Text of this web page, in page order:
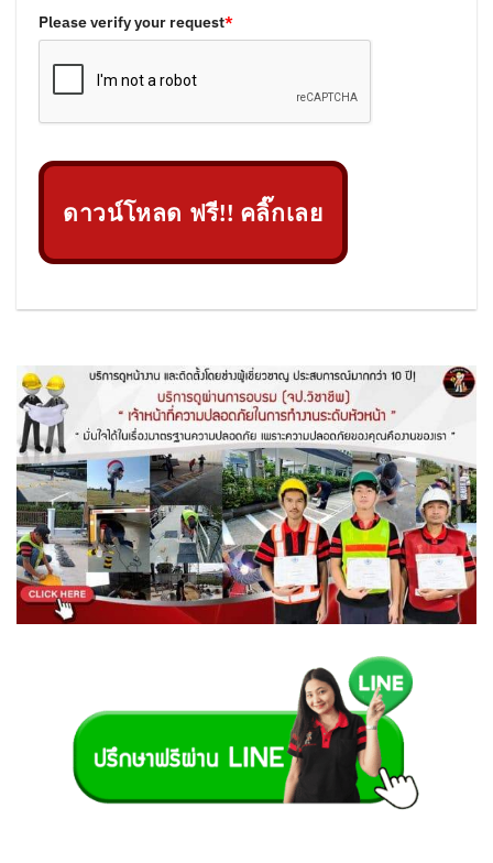
Please verify your request*
ดาวน์โหลด ฟรี!! คลิ๊กเลย